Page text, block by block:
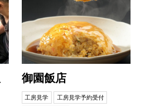
御園飯店
工房見学 工房見学予約受付